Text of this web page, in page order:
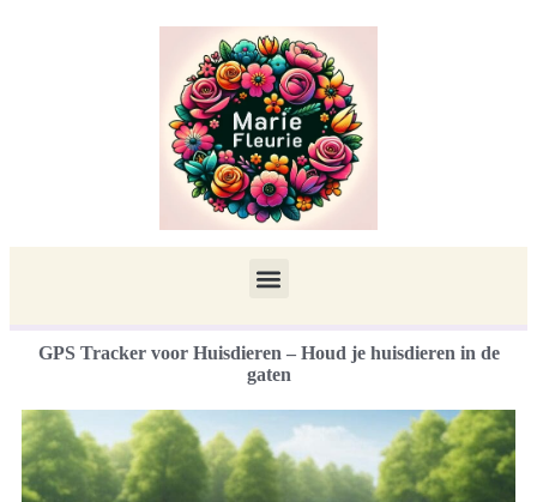
GPS Tracker voor Huisdieren – Houd je huisdieren in de
gaten